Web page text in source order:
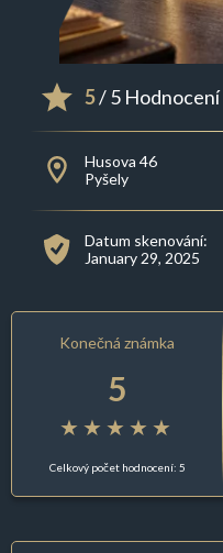
5/ 5 Hodnocení
Husova 46
Pyšely
Datum skenování:
January 29, 2025
Konečná známka
5
Celkový počet hodnocení: 5